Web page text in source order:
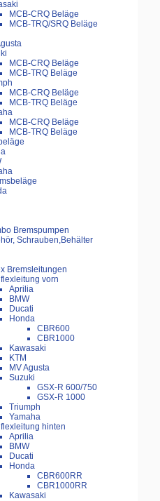
MCB-CRQ Beläge
MCB-TRQ/SRQ Beläge
MCB-CRQ Beläge
MCB-TRQ Beläge
MCB-CRQ Beläge
MCB-TRQ Beläge
MCB-CRQ Beläge
MCB-TRQ Beläge
Bremspumpen
Schrauben,Behälter
Bremsleitungen
vorn
Aprilia
BMW
Ducati
Honda
CBR600
CBR1000
Kawasaki
KTM
MV Agusta
Suzuki
GSX-R 600/750
GSX-R 1000
Triumph
Yamaha
hinten
Aprilia
BMW
Ducati
Honda
CBR600RR
CBR1000RR
Kawasaki